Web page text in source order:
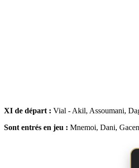
XI de départ : Vial - Akil, Assoumani,
Sont entrés en jeu : Mnemoi, Dani,